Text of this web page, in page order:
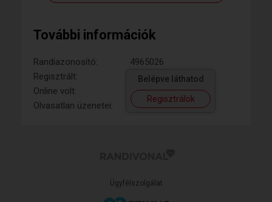
További információk
Randiazonosító:
4965026
Regisztrált:
Online volt:
Olvasatlan üzenetei:
Belépve láthatod
Regisztrálok
Ügyfélszolgálat